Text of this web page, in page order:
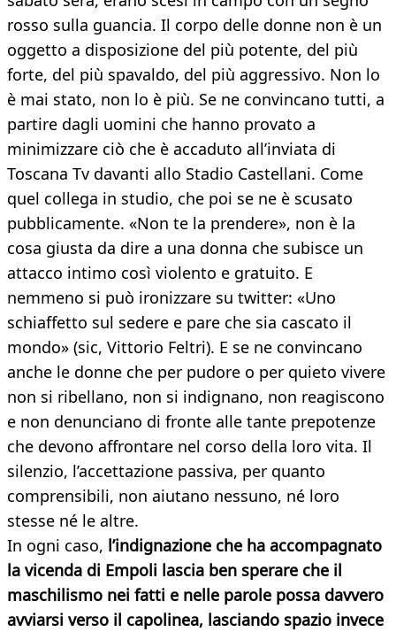
rosso sulla guancia. Il corpo delle donne non è un
oggetto a disposizione del più potente, del più
forte, del più spavaldo, del più aggressivo. Non lo
è mai stato, non lo è più. Se ne convincano tutti, a
partire dagli uomini che hanno provato a
minimizzare ciò che è accaduto all’inviata di
Toscana Tv davanti allo Stadio Castellani. Come
quel collega in studio, che poi se ne è scusato
pubblicamente. «Non te la prendere», non è la
cosa giusta da dire a una donna che subisce un
attacco intimo così violento e gratuito. E
nemmeno si può ironizzare su twitter: «Uno
schiaffetto sul sedere e pare che sia cascato il
mondo» (sic, Vittorio Feltri). E se ne convincano
anche le donne che per pudore o per quieto vivere
non si ribellano, non si indignano, non reagiscono
e non denunciano di fronte alle tante prepotenze
che devono affrontare nel corso della loro vita. Il
silenzio, l’accettazione passiva, per quanto
comprensibili, non aiutano nessuno, né loro
stesse né le altre.
In ogni caso, l’indignazione che ha accompagnato
la vicenda di Empoli lascia ben sperare che il
maschilismo nei fatti e nelle parole possa davvero
avviarsi verso il capolinea, lasciando spazio invece